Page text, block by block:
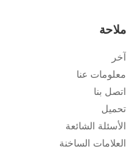
ملاحة
آخر
معلومات عنا
اتصل بنا
تحميل
الأسئلة الشائعة
العلامات الساخنة